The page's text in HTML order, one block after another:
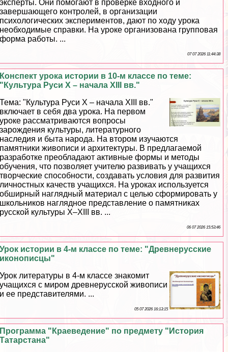
эксперты. Они помогают в проверке входного и
завершающего контролей, в организации
психологических экспериментов, дают по ходу урока
необходимые справки. На уроке организована групповая
форма работы. ...
07 07 2026 11:44:38
Конспект урока истории в 10-м классе по теме:
"Культура Руси Х – начала XIII вв."
Тема: "Культура Руси Х – начала ХIII вв."
включает в себя два урока. На первом
уроке рассматриваются вопросы
зарождения культуры, литературного
наследия и быта народа. На втором изучаются
памятники живописи и архитектуры. В предлагаемой
разработке преобладают активные формы и методы
обучения, что позволяет учителю развивать у учащихся
творческие способности, создавать условия для развития
личностных качеств учащихся. На уроках используется
обширный наглядный материал с целью сформировать у
школьников наглядное представление о памятниках
русской культуры Х–ХIII вв. ...
06 07 2026 15:53:46
Урок истории в 4-м классе по теме: "Древнерусские
иконописцы"
Урок литературы в 4-м классе знакомит
учащихся с миром древнерусской живописи
и ее представителями. ...
05 07 2026 16:13:15
Программа "Краеведение" по предмету "История
Татарстана"